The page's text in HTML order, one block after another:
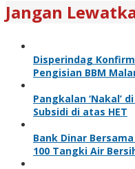
Jangan
Disperindag
Pengisian BBM
Pangkalan ‘Nakal’
Subsidi di atas HET
Bank Dinar
100 Tangki Air